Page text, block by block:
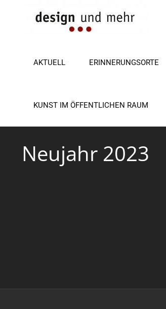
AKTUELL ERINNERUNGSORTE
KUNST IM ÖFFENTLICHEN RAUM
Neujahr 2023